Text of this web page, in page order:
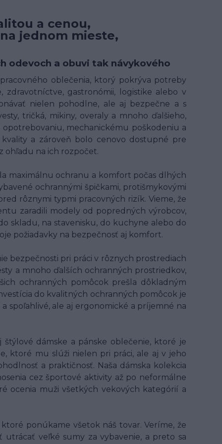
a cenou,
jednom mieste,
odevoch a obuvi tak návykového
oblečenia, ktorý pokrýva potreby
zdravotníctve, gastronómii, logistike alebo v
nielen pohodlne, ale aj bezpečne a s
tričká, mikiny, overaly a mnoho ďalšieho,
mechanickému poškodeniu a
a zároveň bolo cenovo dostupné pre
ohľadu na ich rozpočet.
maximálnu ochranu a komfort počas dlhých
ochrannými špičkami, protišmykovými
rôznymi typmi pracovných rizík. Vieme, že
zaradili modely od popredných výrobcov,
skladu, na stavenisku, do kuchyne alebo do
požiadavky na bezpečnosť aj komfort.
bezpečnosti pri práci v rôznych prostrediach
a mnoho ďalších ochranných prostriedkov,
ochranných pomôcok prešla dôkladným
do kvalitných ochranných pomôcok je
spoľahlivé, ale aj ergonomické a príjemné na
dámske a pánske oblečenie, ktoré je
ktoré mu slúži nielen pri práci, ale aj v jeho
a praktičnosť. Naša dámska kolekcia
cez športové aktivity až po neformálne
ocenia muži všetkých vekových kategórií a
ponúkame všetok náš tovar. Veríme, že
veľké sumy za vybavenie, a preto sa